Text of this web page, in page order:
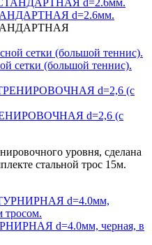
d=2.6мм.
сетки (большой теннис).
d=2,6 (с
уровня, сделана
стальной трос 15м.
d=4.0мм, черная, в